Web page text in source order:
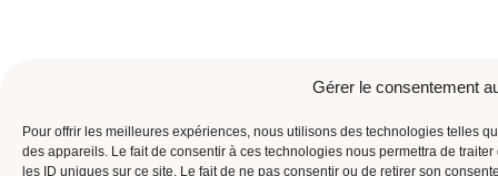
Gérer le consentement
Pour offrir les meilleures expériences, nous utilisons des technologies telles
des appareils. Le fait de consentir à ces technologies nous permettra de
les ID uniques sur ce site. Le fait de ne pas consentir ou de retirer son